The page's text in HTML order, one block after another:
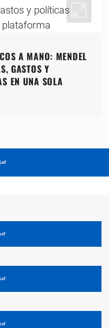
A MANO: MENDEL
GASTOS Y
EN UNA SOLA